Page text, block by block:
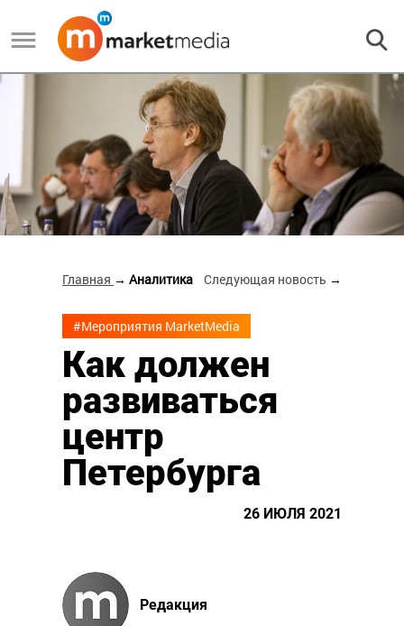
Главная → Аналитика Следующая новость →
#Мероприятия MarketMedia
Как должен
развиваться
центр
Петербурга
26 ИЮЛЯ 2021
Редакция